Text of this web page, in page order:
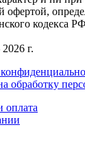
офертой,
кодекса
г.
обработку
оплата